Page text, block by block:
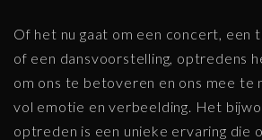
Of het nu gaat om een concert, een
of een dansvoorstelling, optredens
om ons te betoveren en ons mee te
vol emotie en verbeelding. Het
optreden is een unieke ervaring die